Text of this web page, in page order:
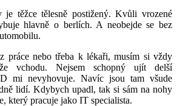
je těžce tělesně postižený. Kvůli vrozené
hlavně o berlích. A neobejde se bez
práce nebo třeba k lékaři, musím si vždy
vchodu. Nejsem schopný ujít delší
mi nevyhovuje. Navíc jsou tam všude
lidí. Kdybych upadl, tak si sám na nohy
který pracuje jako IT specialista.